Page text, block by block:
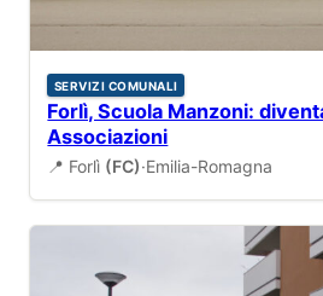
SERVIZI COMUNALI
Forlì, Scuola Manzoni:
Associazioni
📍 Forlì (FC)·Emilia-Romagna